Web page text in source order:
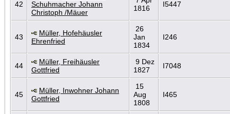
42
Schuhmacher Johann
Christoph /Mäuer
1816
I5447
43
Müller, Hofehäusler
Ehrenfried
26
Jan
1834
I246
44
Müller, Freihäusler
Gottfried
9 Dez
1827
I7048
45
Müller, Inwohner Johann
Gottfried
15
Aug
1808
I465